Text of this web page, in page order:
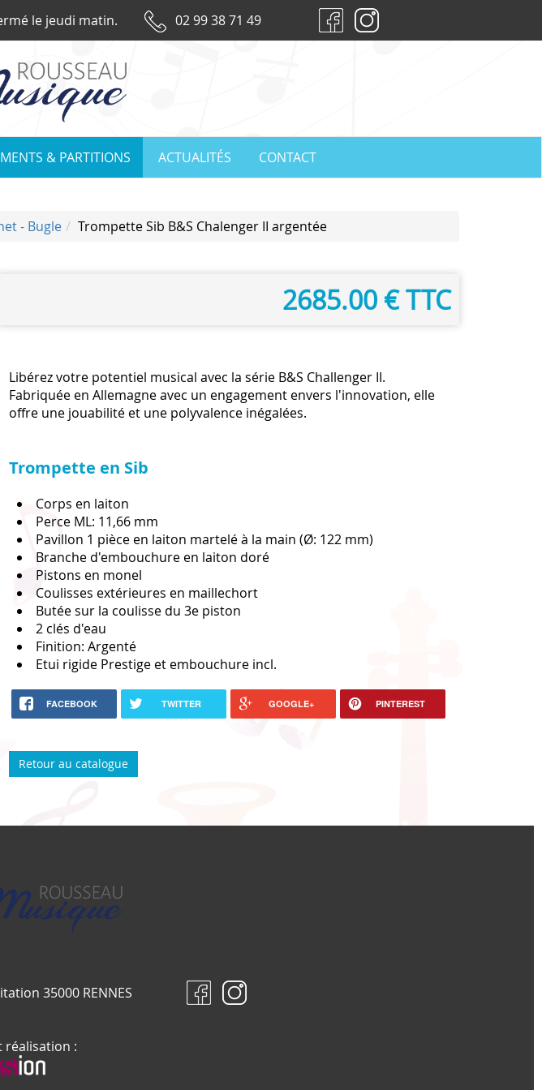
le jeudi matin. 02 99 38 71 49
& PARTITIONS ACTUALITÉS CONTACT
- Bugle Trompette Sib B&S Chalenger II argentée
2685.00 € TTC
Libérez votre potentiel musical avec la série B&S Challenger II.
Fabriquée en Allemagne avec un engagement envers l'innovation, elle
offre une jouabilité et une polyvalence inégalées.
Trompette en Sib
Corps en laiton
Perce ML: 11,66 mm
Pavillon 1 pièce en laiton martelé à la main (Ø: 122 mm)
Branche d'embouchure en laiton doré
Pistons en monel
Coulisses extérieures en maillechort
Butée sur la coulisse du 3e piston
2 clés d'eau
Finition: Argenté
Etui rigide Prestige et embouchure incl.
FACEBOOK TWITTER GOOGLE+ PINTEREST
Retour au catalogue
35000 RENNES
réalisation :